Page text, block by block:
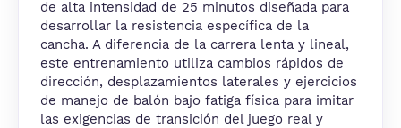
de alta intensidad de 25 minutos diseñada para
desarrollar la resistencia específica de la
cancha. A diferencia de la carrera lenta y lineal,
este entrenamiento utiliza cambios rápidos de
dirección, desplazamientos laterales y ejercicios
de manejo de balón bajo fatiga física para imitar
las exigencias de transición del juego real y